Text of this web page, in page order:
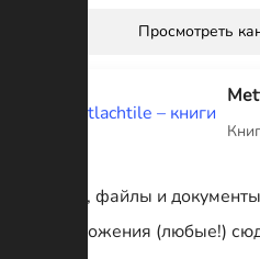
Просмотреть
Книги, файлы и
предложения (любые!)